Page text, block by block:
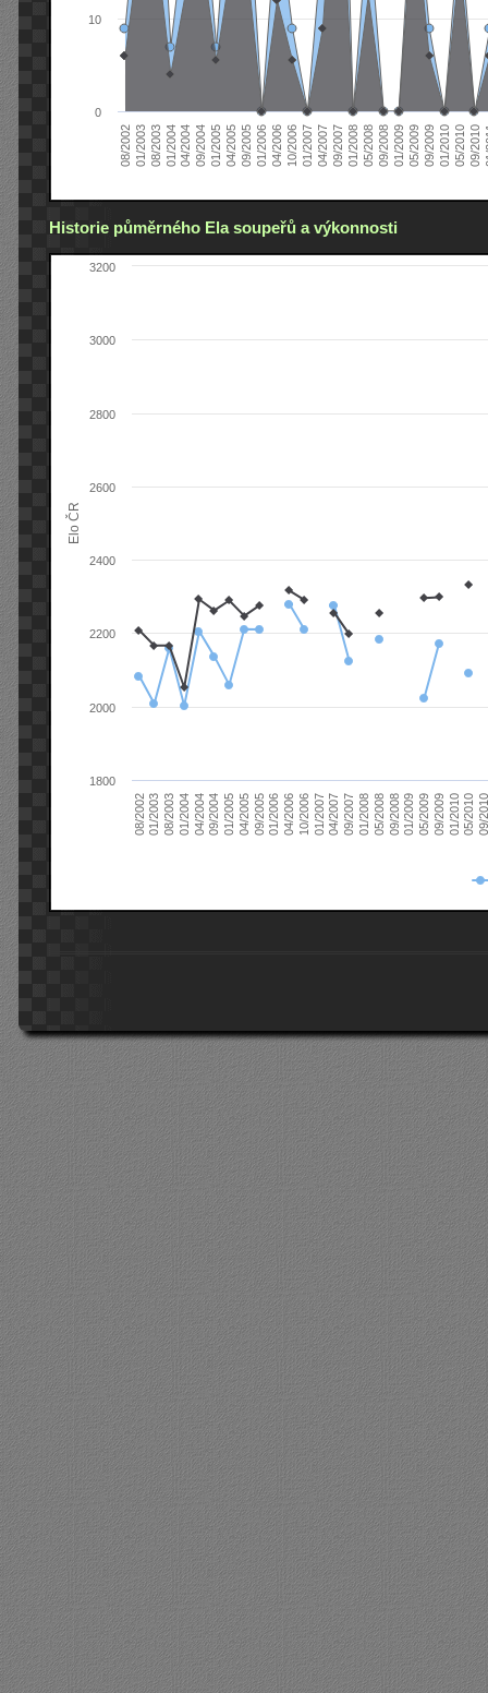
08/200201/200308/200301/200404/200409/200401/200504/200509/200501/200604/200610/200601/200704/200709/200701/200805/200809/200801/200905/200909/200901/201005/201009/2010
0
10
Historie půměrného Ela soupeřů a výkonnosti
Elo ČR
08/200201/200308/200301/200404/200409/200401/200504/200509/200501/200604/200610/200601/200704/200709/200701/200805/200809/200801/200905/200909/200901/201005/201009/
1800
2000
2200
2400
2600
2800
3000
3200